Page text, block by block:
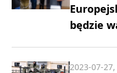
będzie
2023-07-